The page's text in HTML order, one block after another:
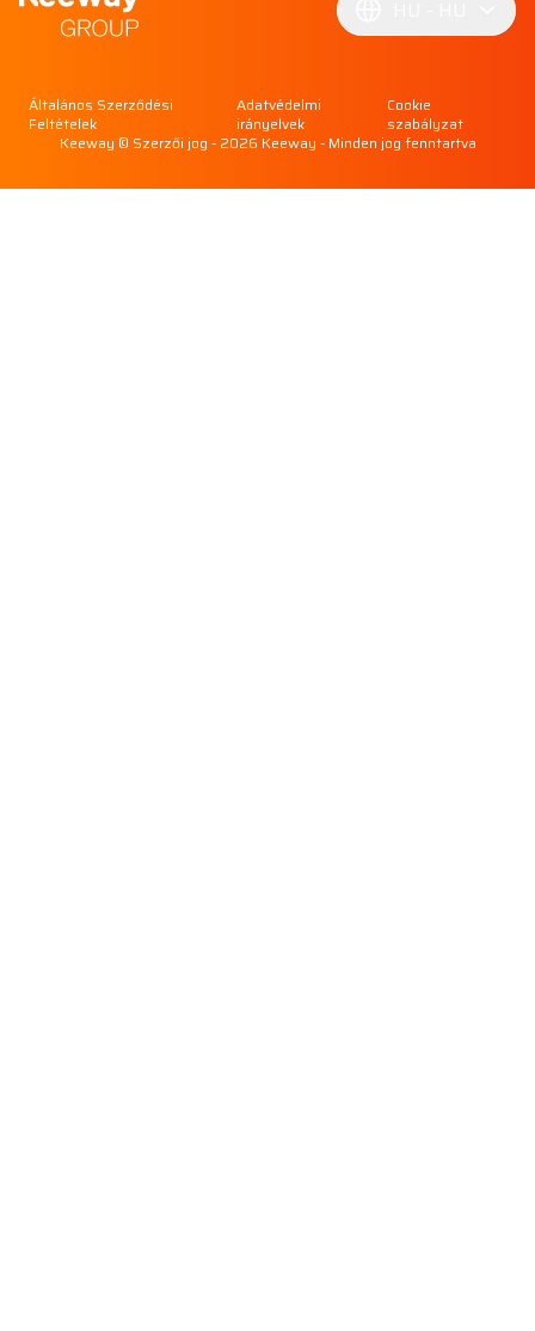
Keeway © Szerzői jog - 2026 Keeway - Minden jog fenntartva
Általános Szerződési
Feltételek
Adatvédelmi
irányelvek
Cookie
szabályzat